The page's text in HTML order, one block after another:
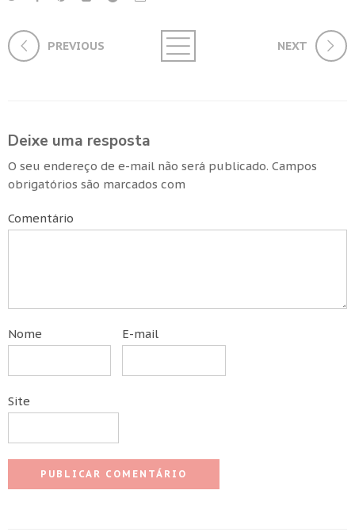
PREVIOUS NEXT
Deixe uma resposta
O seu endereço de e-mail não será publicado. Campos
obrigatórios são marcados com
Comentário
Nome E-mail
Site